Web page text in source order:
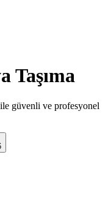
Taşıma
güvenli ve profesyonel